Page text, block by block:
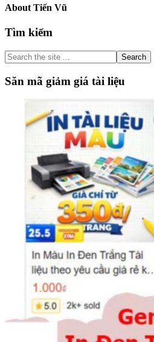
About Tiến Vũ
Primary
Sidebar
Tìm kiếm
Search
the
site
...
Săn mã giảm giá tài liệu